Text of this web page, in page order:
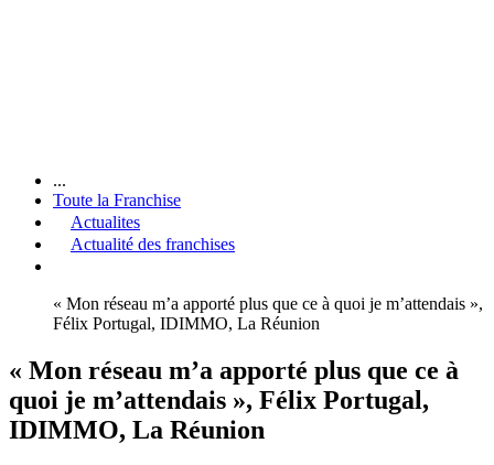
...
Toute la Franchise
Actualites
Actualité des franchises
« Mon réseau m’a apporté plus que ce à quoi je m’attendais »,
Félix Portugal, IDIMMO, La Réunion
« Mon réseau m’a apporté plus que ce à
quoi je m’attendais », Félix Portugal,
IDIMMO, La Réunion